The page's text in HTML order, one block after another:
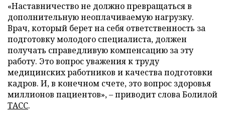
«Наставничество не должно превращаться в
дополнительную неоплачиваемую нагрузку.
Врач, который берет на себя ответственность за
подготовку молодого специалиста, должен
получать справедливую компенсацию за эту
работу. Это вопрос уважения к труду
медицинских работников и качества подготовки
кадров. И, в конечном счете, это вопрос здоровья
миллионов пациентов», – приводит слова Болилой
ТАСС.